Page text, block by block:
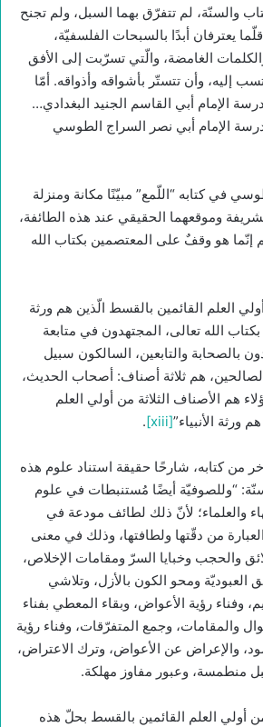
والسنّة، لم تتفرّق بهما السبل، ولم تجنح
يعترفان أبدًا بالسبحات الفلسفيّة،
الغامضة، والّتي تسرّبت إلى الأفق
إليه، وأن تتستّر بأشواقه وأذواقه. أمّا
الإمام أبي القاسم الجنيد البغدادي…
الإمام أبي نصر السراج الطوسي
في كتابه “اللّمع” مبيّنًا مكانة ومنزلة
وموقعهما الحقيقي عند هذه الطائفة،
إنّما هو وقفٌ على المعتصمين بكتاب الله
العلم القائمين بالقسط الّذين هم ورثة
الله تعالى، المجتهدون في متابعة
بالصحابة والتابعين، السالكون سبيل
الصالحين، هم ثلاثة أصناف: أصحاب الحديث،
هم الأصناف الثلاثة من أولي العلم
ورثة الأنبياء”[xiii]
.
من كتابه، شارحًا حقيقة استناد علوم هذه
“وللصوفيّة أيضًا مُستنبطات في علوم
والعلماء؛ لأنّ ذلك لطائف مودعة في
من دقّتها ولطافتها، وذلك في معنى
والحجب وخبايا السرّ ومقامات الإخلاص،
العبوديّة ومحو الكون بالأزل، وتلاشي
وفناء رؤية الأعواض، وبقاء المعطي بفناء
والمقامات، وجمع المتفرّقات، وفناء رؤية
والإعراض عن الأعواض، وترك الاعتراض،
منطمسة، وعبور مفاوز مهلكة.
العلم القائمين بالقسط بحلّ هذه